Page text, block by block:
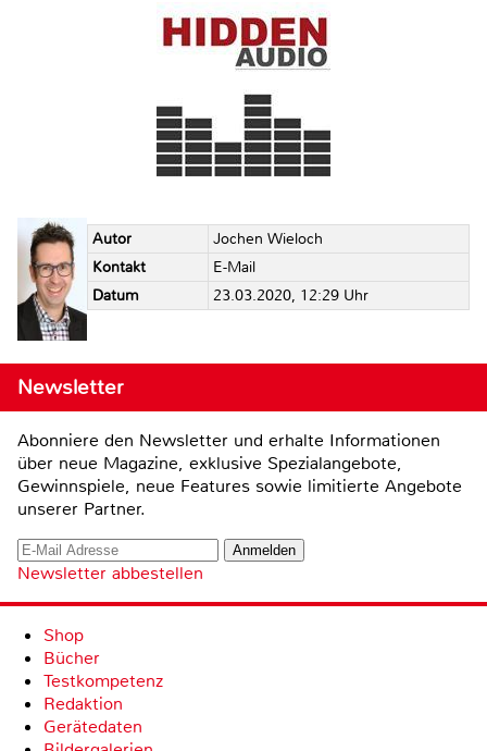
Autor
Jochen Wieloch
Kontakt
E-Mail
Datum
23.03.2020, 12:29 Uhr
Newsletter
Abonniere den Newsletter und erhalte Informationen
über neue Magazine, exklusive Spezialangebote,
Gewinnspiele, neue Features sowie limitierte Angebote
unserer Partner.
Newsletter abbestellen
Shop
Bücher
Testkompetenz
Redaktion
Gerätedaten